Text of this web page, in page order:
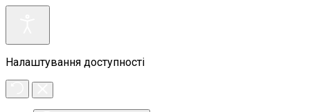
Налаштування доступності